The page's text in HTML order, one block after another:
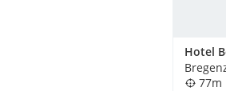
Hotel
Bregenz,
77m